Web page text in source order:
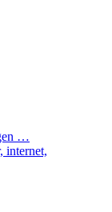
…
internet,